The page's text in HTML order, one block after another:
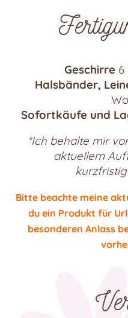
Geschirre 6
Halsbänder,
Sofortkäufe und
*Ich behalte mir
aktuellem
Bitte beachte meine
du ein Produkt für
besonderen Anlass